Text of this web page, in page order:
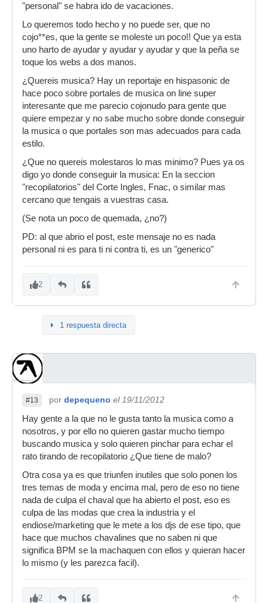
"personal" se habra ido de vacaciones.
Lo queremos todo hecho y no puede ser, que no
cojo**es, que la gente se moleste un poco!! Que ya esta
uno harto de ayudar y ayudar y ayudar y que la peña se
toque los webs a dos manos.
¿Quereis musica? Hay un reportaje en hispasonic de
hace poco sobre portales de musica on line super
interesante que me parecio cojonudo para gente que
quiere empezar y no sabe mucho sobre donde conseguir
la musica o que portales son mas adecuados para cada
estilo.
¿Que no quereis molestaros lo mas minimo? Pues ya os
digo yo donde conseguir la musica: En la seccion
"recopilatorios" del Corte Ingles, Fnac, o similar mas
cercano que tengais a vuestras casa.
(Se nota un poco de quemada, ¿no?)
PD: al que abrio el post, este mensaje no es nada
personal ni es para ti ni contra ti, es un "generico"
2
1 respuesta directa
#13 por depequeno el 19/11/2012
Hay gente a la que no le gusta tanto la musica como a
nosotros, y por ello no quieren gastar mucho tiempo
buscando musica y solo quieren pinchar para echar el
rato tirando de recopilatorio ¿Que tiene de malo?
Otra cosa ya es que triunfen inutiles que solo ponen los
tres temas de moda y encima mal, pero de eso no tiene
nada de culpa el chaval que ha abierto el post, eso es
culpa de las modas que crea la industria y el
endiose/marketing que le mete a los djs de ese tipo, que
hace que muchos chavalines que no saben ni que
significa BPM se la machaquen con ellos y quieran hacer
lo mismo (y les parezca facil).
2